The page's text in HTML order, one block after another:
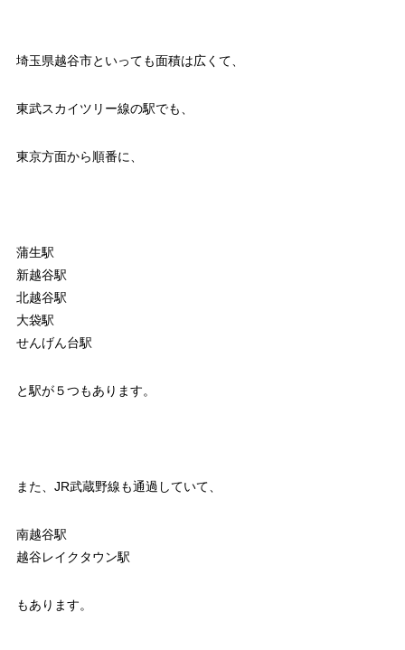
埼玉県越谷市といっても面積は広くて、
東武スカイツリー線の駅でも、
東京方面から順番に、
蒲生駅
新越谷駅
北越谷駅
大袋駅
せんげん台駅
と駅が５つもあります。
また、JR武蔵野線も通過していて、
南越谷駅
越谷レイクタウン駅
もあります。